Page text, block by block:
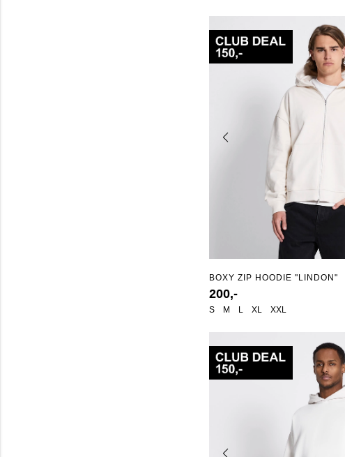
S M L XL XXL
BOXY ZIP HOODIE "LINDON"
200,-